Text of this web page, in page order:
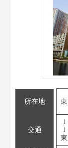
所在地
交通